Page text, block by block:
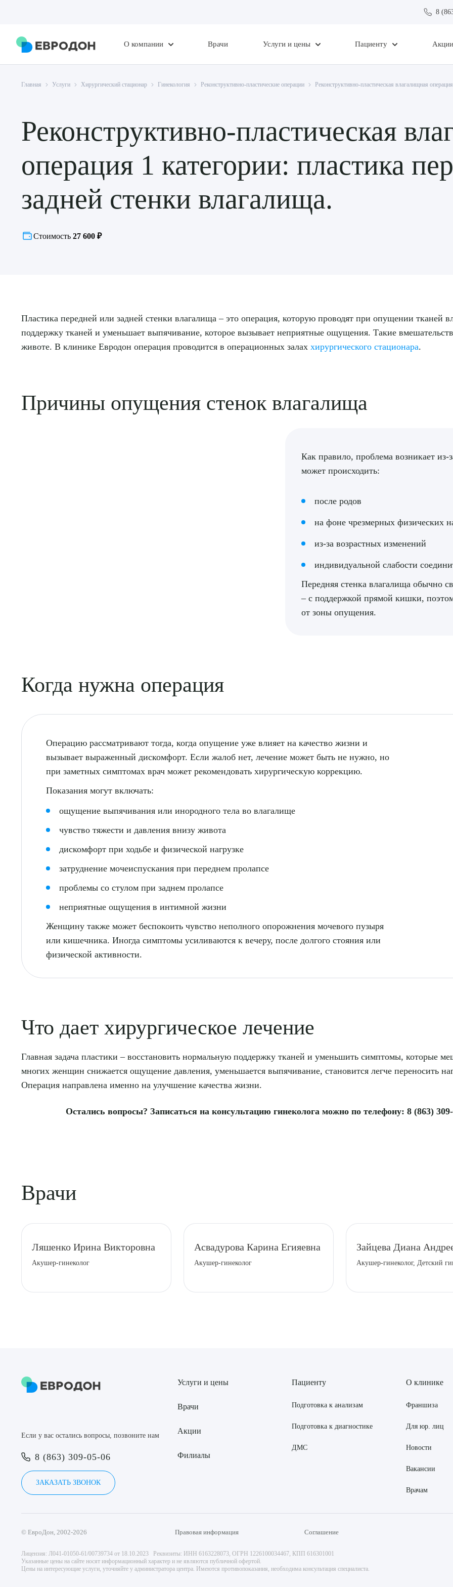
8
О компании Врачи Услуги и цены Пациенту Акции
Главная Услуги Хирургический стационар Гинекология Реконструктивно-пластические операции Реконструктивно-пластическая влагалищная
Реконструктивно-пластическая
операция 1 категории: пластика
задней стенки влагалища.
Стоимость 27 600 ₽
Пластика передней или задней стенки влагалища – это операция, которую проводят при опущении тканей
поддержку тканей и уменьшает выпячивание, которое вызывает неприятные ощущения. Такие
животе. В клинике Евродон операция проводится в операционных залах хирургического стационара.
Причины опущения стенок влагалища
Как правило, проблема возникает
может происходить:
после родов
на фоне чрезмерных физических
из-за возрастных изменений
индивидуальной слабости
Передняя стенка влагалища обычно
– с поддержкой прямой кишки,
от зоны опущения.
Когда нужна операция
Операцию рассматривают тогда, когда опущение уже влияет на качество жизни и
вызывает выраженный дискомфорт. Если жалоб нет, лечение может быть не нужно, но
при заметных симптомах врач может рекомендовать хирургическую коррекцию.
Показания могут включать:
ощущение выпячивания или инородного тела во влагалище
чувство тяжести и давления внизу живота
дискомфорт при ходьбе и физической нагрузке
затруднение мочеиспускания при переднем пролапсе
проблемы со стулом при заднем пролапсе
неприятные ощущения в интимной жизни
Женщину также может беспокоить чувство неполного опорожнения мочевого пузыря
или кишечника. Иногда симптомы усиливаются к вечеру, после долгого стояния или
физической активности.
Что дает хирургическое лечение
Главная задача пластики – восстановить нормальную поддержку тканей и уменьшить симптомы, которые
многих женщин снижается ощущение давления, уменьшается выпячивание, становится легче переносить
Операция направлена именно на улучшение качества жизни.
Остались вопросы? Записаться на консультацию гинеколога можно по телефону: 8 (863)
Врачи
Ляшенко Ирина Викторовна
Акушер-гинеколог
Асвадурова Карина Егияевна
Акушер-гинеколог
Зайцева Диана
Акушер-гинеколог, Детский
Если у вас остались вопросы, позвоните нам
8 (863) 309-05-06
ЗАКАЗАТЬ ЗВОНОК
Услуги и цены
Врачи
Акции
Филиалы
Пациенту
Подготовка к анализам
Подготовка к диагностике
ДМС
О клинике
Франшиза
Для юр. лиц
Новости
Вакансии
Врачам
© ЕвроДон, 2002-2026 Правовая информация Соглашение
Лицензия: Л041-01050-61/00739734 от 18.10.2023 Реквизиты: ИНН 6163228073, ОГРН 1226100034467, КПП 616301001
Указанные цены на сайте носят информационный характер и не являются публичной офертой.
Цены на интересующие услуги, уточняйте у администратора центра. Имеются противопоказания, необходима консультация специалиста.
ОТПРАВИТЬ
Выберите сопутствующую услугу